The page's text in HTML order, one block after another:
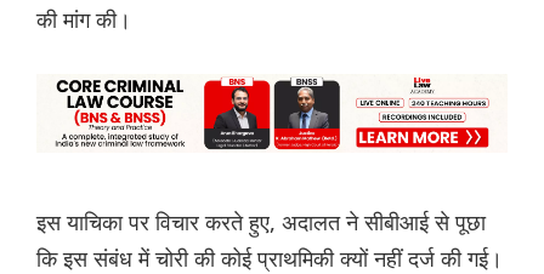
की मांग की।
इस याचिका पर विचार करते हुए, अदालत ने सीबीआई से पूछा
कि इस संबंध में चोरी की कोई प्राथमिकी क्यों नहीं दर्ज की गई।